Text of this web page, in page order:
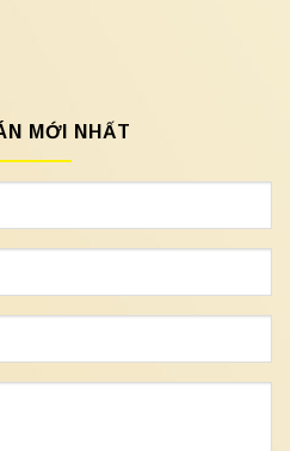
MỚI NHẤT